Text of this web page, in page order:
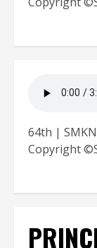
64th | SMKN
Copyright